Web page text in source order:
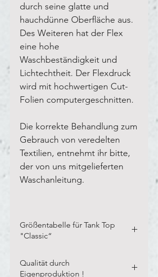
durch seine glatte und
hauchdünne Oberfläche aus.
Des Weiteren hat der Flex
eine hohe
Waschbeständigkeit und
Lichtechtheit. Der Flexdruck
wird mit hochwertigen Cut-
Folien computergeschnitten.
Die korrekte Behandlung zum
Gebrauch von veredelten
Textilien, entnehmt ihr bitte,
der von uns mitgelieferten
Waschanleitung.
Größentabelle für Tank Top
"Classic“
Textilien in der Breite und Länge,
Qualität durch
Eigenproduktion !